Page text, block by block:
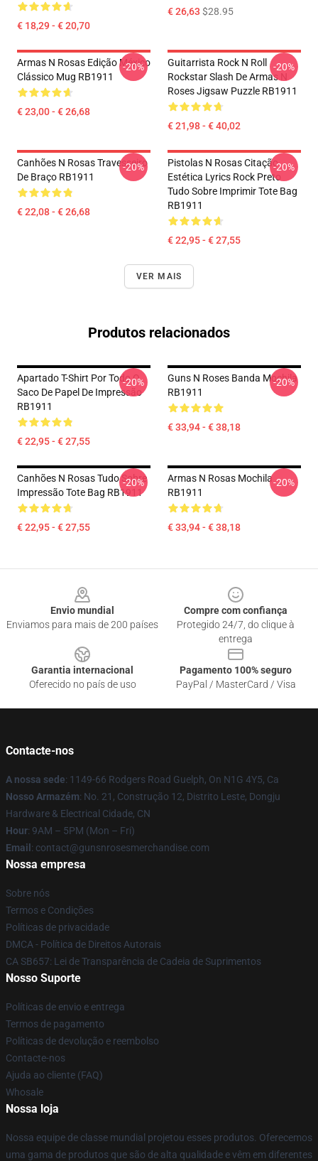
€ 18,29 - € 20,70
€ 26,63 $28.95
Armas N Rosas Edição México
Clássico Mug RB1911
€ 23,00 - € 26,68
-20%
Guitarrista Rock N Roll
Rockstar Slash De Armas N
Roses Jigsaw Puzzle RB1911
€ 21,98 - € 40,02
-20%
Canhões N Rosas Travesseiro
De Braço RB1911
€ 22,08 - € 26,68
-20%
Pistolas N Rosas Citação
Estética Lyrics Rock Preto
Tudo Sobre Imprimir Tote Bag
RB1911
€ 22,95 - € 27,55
-20%
VER MAIS
Produtos relacionados
Apartado T-Shirt Por Todo O
Saco De Papel De Impressão
RB1911
€ 22,95 - € 27,55
-20%
Guns N Roses Banda Mochila
RB1911
€ 33,94 - € 38,18
-20%
Canhões N Rosas Tudo Sobre
Impressão Tote Bag RB1911
€ 22,95 - € 27,55
-20%
Armas N Rosas Mochila
RB1911
€ 33,94 - € 38,18
-20%
Envio mundial
Enviamos para mais de 200 países
Compre com confiança
Protegido 24/7, do clique à
entrega
Garantia internacional
Oferecido no país de uso
Pagamento 100% seguro
PayPal / MasterCard / Visa
Contacte-nos
A nossa sede: 1149-66 Rodgers Road Guelph, On N1G 4Y5, Ca
Nosso Armazém: No. 21, Construção 12, Distrito Leste, Dongju
Hardware & Electrical Cidade, CN
Hour: 9AM – 5PM (Mon – Fri)
Email : contact@gunsnrosesmerchandise.com
Nossa empresa
Sobre nós
Termos e Condições
Políticas de privacidade
DMCA - Política de Direitos Autorais
CA SB657: Lei de Transparência de Cadeia de Suprimentos
Nosso Suporte
Políticas de envio e entrega
Termos de pagamento
Políticas de devolução e reembolso
Contacte-nos
Ajuda ao cliente (FAQ)
Whosale
Nossa loja
Nossa equipe de classe mundial projetou esses produtos. Oferecemos
uma gama de produtos que são de alta qualidade e vêm em diferentes